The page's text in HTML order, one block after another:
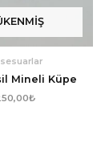
Mineli Küpe
₺